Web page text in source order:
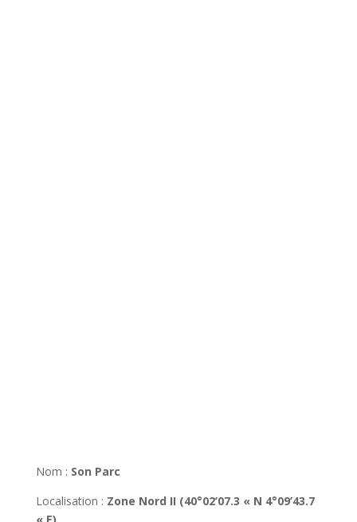
Nom : Son Parc
Localisation : Zone Nord II (40°02’07.3 « N 4°09’43.7